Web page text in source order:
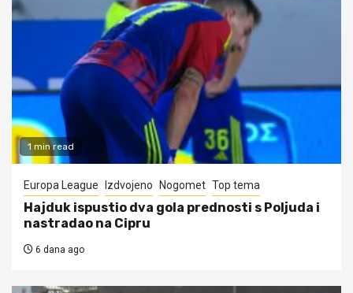
1 min read
Europa League Izdvojeno Nogomet Top tema
Hajduk ispustio dva gola prednosti s Poljuda i
nastradao na Cipru
6 dana ago